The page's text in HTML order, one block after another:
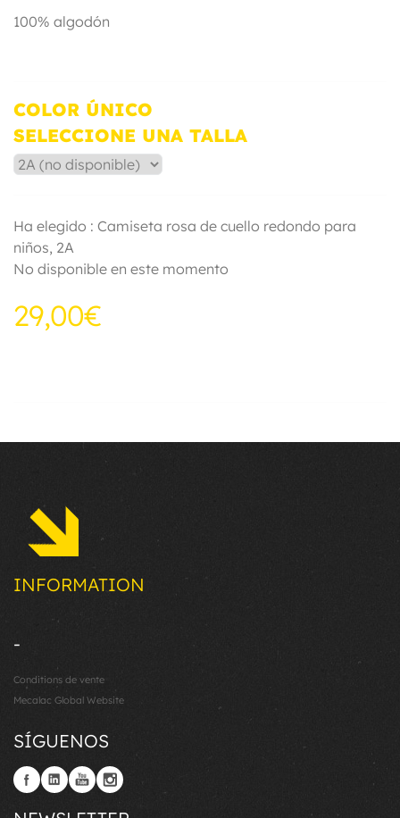
100% algodón
COLOR ÚNICO
SELECCIONE UNA TALLA
Ha elegido : Camiseta rosa de cuello redondo para
niños, 2A
No disponible en este momento
29,00€
INFORMATION
-
Conditions de vente
Mecalac Global Website
SÍGUENOS